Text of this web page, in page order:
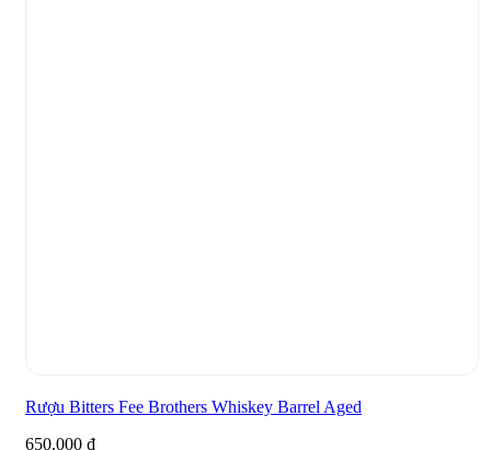
Rượu Bitters Fee Brothers Whiskey Barrel Aged
650.000 ₫